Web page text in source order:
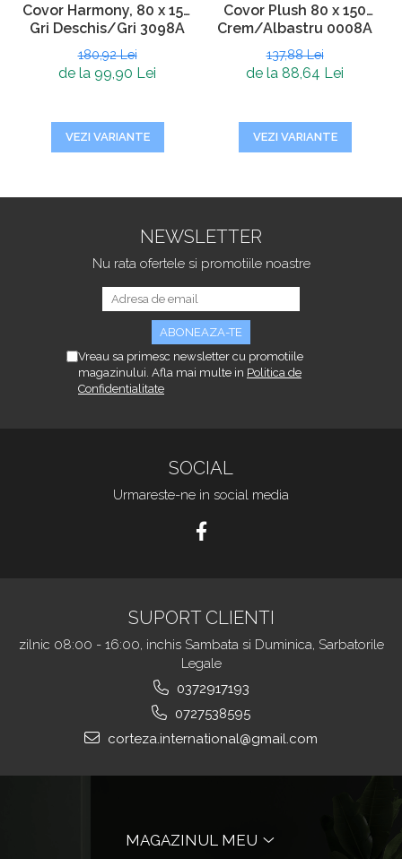
Covor Harmony, 80 x 150
Gri Deschis/Gri 3098A
180,92 Lei
de la 99,90 Lei
VEZI VARIANTE
Covor Plush 80 x 150
Crem/Albastru 0008A
137,88 Lei
de la 88,64 Lei
VEZI VARIANTE
NEWSLETTER
Nu rata ofertele si promotiile noastre
Vreau sa primesc newsletter cu promotiile
magazinului. Afla mai multe in Politica de
Confidentialitate
SOCIAL
Urmareste-ne in social media
SUPORT CLIENTI
zilnic 08:00 - 16:00, inchis Sambata si Duminica, Sarbatorile
Legale
0372917193
0727538595
corteza.international@gmail.com
MAGAZINUL MEU